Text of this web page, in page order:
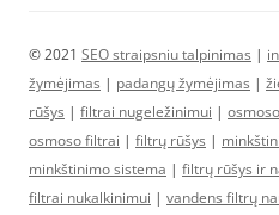
© 2021 SEO straipsniu talpinimas |
žymėjimas | padangų žymėjimas |
rūšys | filtrai nugeležinimui |
osmoso filtrai | filtrų rūšys |
minkštinimo sistema | filtrų rūšys ir
filtrai nukalkinimui | vandens filtrų